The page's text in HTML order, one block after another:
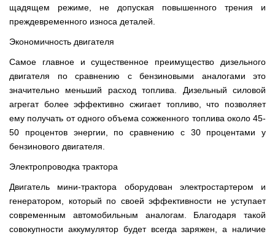
щадящем режиме, не допуская повышенного трения и
преждевременного износа деталей.
Экономичность двигателя
Самое главное и существенное преимущество дизельного
двигателя по сравнению с бензиновыми аналогами это
значительно меньший расход топлива. Дизельный силовой
агрегат более эффективно сжигает топливо, что позволяет
ему получать от одного объема сожженного топлива около 45-
50 процентов энергии, по сравнению с 30 процентами у
бензинового двигателя.
Электропроводка трактора
Двигатель мини-трактора оборудован электростартером и
генератором, который по своей эффективности не уступает
современным автомобильным аналогам. Благодаря такой
совокупности аккумулятор будет всегда заряжен, а наличие